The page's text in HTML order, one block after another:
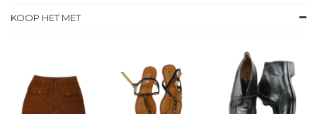
KOOP HET MET